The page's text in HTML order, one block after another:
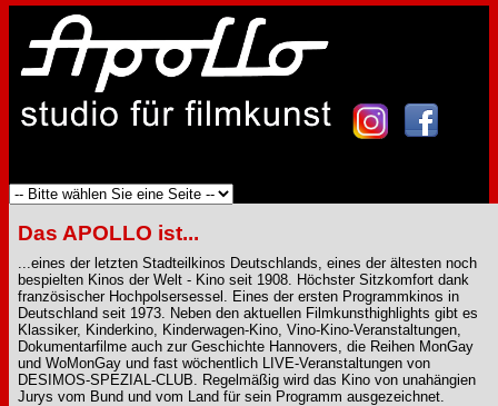
Das APOLLO ist...
...eines der letzten Stadteilkinos Deutschlands, eines der ältesten noch
bespielten Kinos der Welt - Kino seit 1908. Höchster Sitzkomfort dank
französischer Hochpolsersessel. Eines der ersten Programmkinos in
Deutschland seit 1973. Neben den aktuellen Filmkunsthighlights gibt es
Klassiker, Kinderkino, Kinderwagen-Kino, Vino-Kino-Veranstaltungen,
Dokumentarfilme auch zur Geschichte Hannovers, die Reihen MonGay
und WoMonGay und fast wöchentlich LIVE-Veranstaltungen von
DESIMOS-SPEZIAL-CLUB. Regelmäßig wird das Kino von unahängien
Jurys vom Bund und vom Land für sein Programm ausgezeichnet.